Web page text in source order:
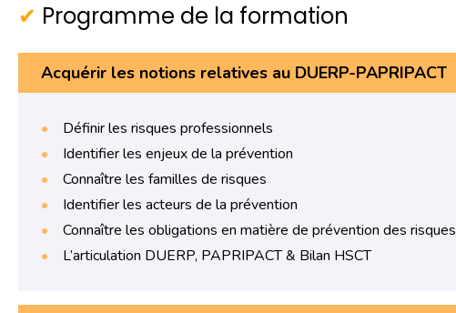
Programme de la formation
Acquérir les notions relatives au DUERP-PAPRIPACT
Définir les risques professionnels
Identifier les enjeux de la prévention
Connaître les familles de risques
Identifier les acteurs de la prévention
Connaître les obligations en matière de prévention des risques
L’articulation DUERP, PAPRIPACT & Bilan HSCT